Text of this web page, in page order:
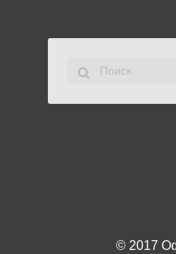
© 2017